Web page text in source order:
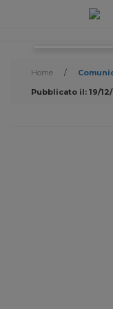
Home /
Pubblicato il: 19/